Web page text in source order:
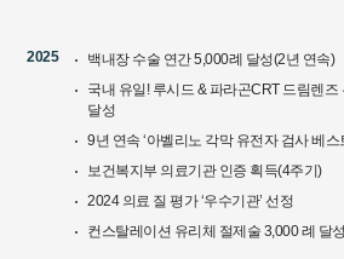
2025
백내장 수술 연간 5,000례 달성(2년 연속)
국내 유일! 루시드 & 파라곤CRT 드림렌즈
달성
9년 연속 ‘아벨리노 각막 유전자 검사 베
보건복지부 의료기관 인증 획득(4주기)
2024 의료 질 평가 ‘우수기관’ 선정
컨스탈레이션 유리체 절제술 3,000 례 달성